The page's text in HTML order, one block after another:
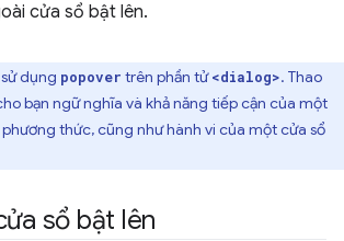
cửa sổ bật lên.
dụng popover trên phần tử<dialog>. Thao
bạn ngữ nghĩa và khả năng tiếp cận của một
thức, cũng như hành vi của một cửa sổ
sổ bật lên